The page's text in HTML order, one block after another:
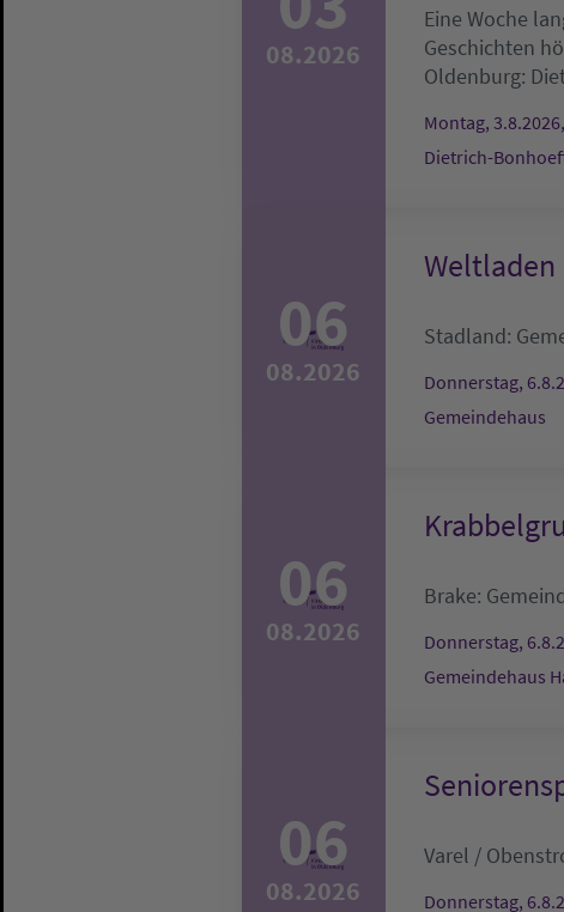
08.2026
Eine Woche
Geschichten
Oldenburg:
Montag,
Dietrich-
06
08.2026
Weltladen
Stadland:
Donnerstag,
Gemeindehaus
06
08.2026
Brake:
Donnerstag,
Gemeindehaus
06
08.2026
Varel /
Donnerstag,